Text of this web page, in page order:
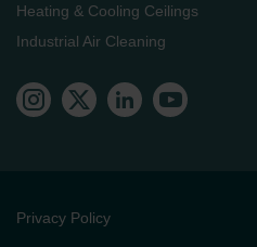
Heating & Cooling Ceilings
Industrial Air Cleaning
Privacy Policy